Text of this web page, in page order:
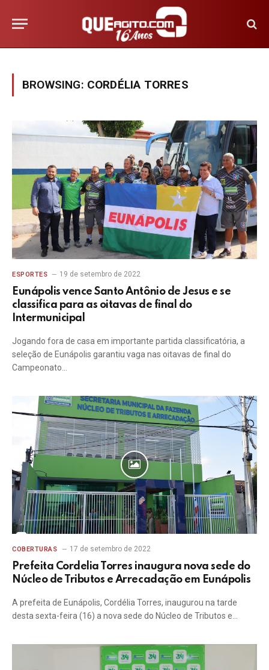
BROWSING: CORDÉLIA TORRES
ESPORTES 19 de setembro de 2022
Eunápolis vence Santo Antônio de Jesus e se
classifica para as oitavas de final do
Intermunicipal
Jogando fora de casa em importante partida classificatória, a
seleção de Eunápolis garantiu vaga nas oitavas de final do
Campeonato…
COBERTURAS 17 de setembro de 2022
Prefeita Cordelia Torres inaugura nova sede do
Núcleo de Tributos e Arrecadação em Eunápolis
A prefeita de Eunápolis, Cordélia Torres, inaugurou na tarde
desta sexta-feira (16) a nova sede do Núcleo de Tributos e…